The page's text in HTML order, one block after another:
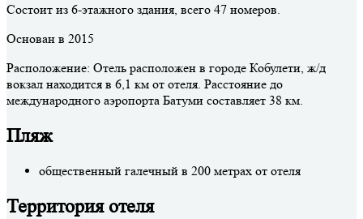
Состоит из 6-этажного здания, всего 47 номеров.
Основан в 2015
Расположение: Отель расположен в городе Кобулети, ж/д
вокзал находится в 6,1 км от отеля. Расстояние до
международного аэропорта Батуми составляет 38 км.
Пляж
общественный галечный в 200 метрах от отеля
Территория отеля